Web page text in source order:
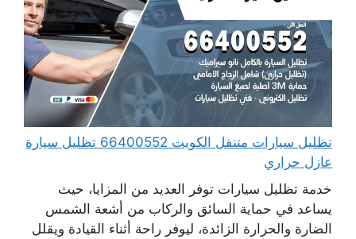
تظليل سيارات متنقل الكويت 66400552 تظليل سيارة
عازل حراري
خدمة تظليل سيارات توفر العديد من المزايا، حيث
يساعد في حماية السائق والركاب من أشعة الشمس
الضارة والحرارة الزائدة، ليوفر راحة أثناء القيادة ويقلل